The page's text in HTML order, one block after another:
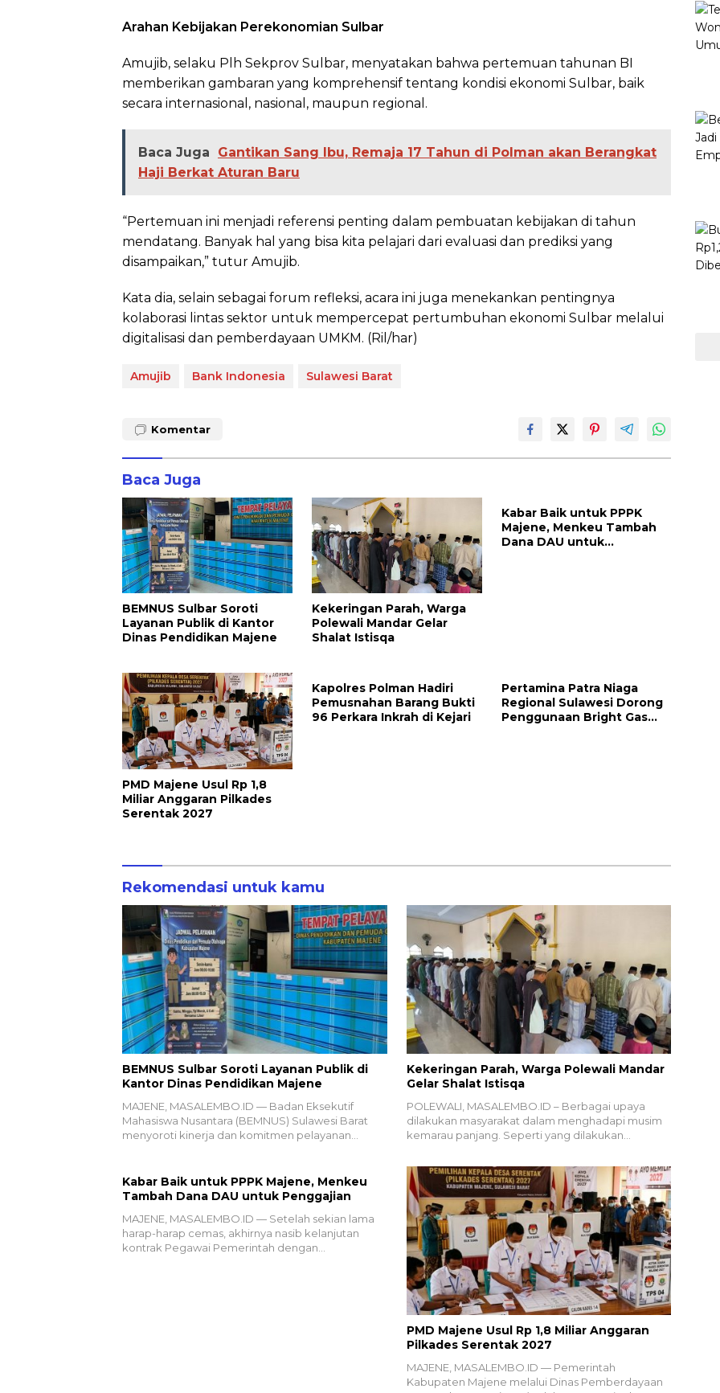
Arahan Kebijakan Perekonomian Sulbar
Amujib, selaku Plh Sekprov Sulbar, menyatakan bahwa pertemuan tahunan BI
memberikan gambaran yang komprehensif tentang kondisi ekonomi Sulbar, baik
secara internasional, nasional, maupun regional.
Baca Juga
Gantikan Sang Ibu, Remaja 17 Tahun di Polman akan Berangkat
Haji Berkat Aturan Baru
“Pertemuan ini menjadi referensi penting dalam pembuatan kebijakan di tahun
mendatang. Banyak hal yang bisa kita pelajari dari evaluasi dan prediksi yang
disampaikan,” tutur Amujib.
Kata dia, selain sebagai forum refleksi, acara ini juga menekankan pentingnya
kolaborasi lintas sektor untuk mempercepat pertumbuhan ekonomi Sulbar melalui
digitalisasi dan pemberdayaan UMKM. (Ril/har)
Amujib Bank Indonesia Sulawesi Barat
Komentar
Baca Juga
BEMNUS Sulbar Soroti
Layanan Publik di Kantor
Dinas Pendidikan Majene
Kekeringan Parah, Warga
Polewali Mandar Gelar
Shalat Istisqa
Kabar Baik untuk PPPK
Majene, Menkeu Tambah
Dana DAU untuk
PMD Majene Usul Rp 1,8
Miliar Anggaran Pilkades
Serentak 2027
Kapolres Polman Hadiri
Pemusnahan Barang Bukti
96 Perkara Inkrah di Kejari
Pertamina Patra Niaga
Regional Sulawesi Dorong
Penggunaan Bright Gas
Rekomendasi untuk kamu
BEMNUS Sulbar Soroti Layanan Publik di
Kantor Dinas Pendidikan Majene
MAJENE, MASALEMBO.ID — Badan Eksekutif
Mahasiswa Nusantara (BEMNUS) Sulawesi Barat
menyoroti kinerja dan komitmen pelayanan…
Kekeringan Parah, Warga Polewali Mandar
Gelar Shalat Istisqa
POLEWALI, MASALEMBO.ID – Berbagai upaya
dilakukan masyarakat dalam menghadapi musim
kemarau panjang. Seperti yang dilakukan…
Kabar Baik untuk PPPK Majene, Menkeu
Tambah Dana DAU untuk Penggajian
MAJENE, MASALEMBO.ID — Setelah sekian lama
harap-harap cemas, akhirnya nasib kelanjutan
kontrak Pegawai Pemerintah dengan…
PMD Majene Usul Rp 1,8 Miliar Anggaran
Pilkades Serentak 2027
MAJENE, MASALEMBO.ID — Pemerintah
Kabupaten Majene melalui Dinas Pemberdayaan